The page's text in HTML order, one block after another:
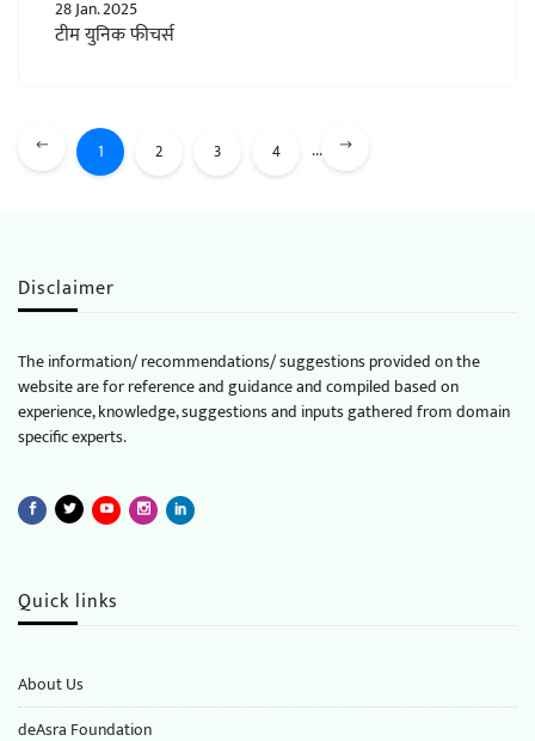
28 Jan. 2025
टीम युनिक फीचर्स
1 2 3 4 ...
Disclaimer
The information/ recommendations/ suggestions provided on the
website are for reference and guidance and compiled based on
experience, knowledge, suggestions and inputs gathered from domain
specific experts.
Quick links
About Us
deAsra Foundation